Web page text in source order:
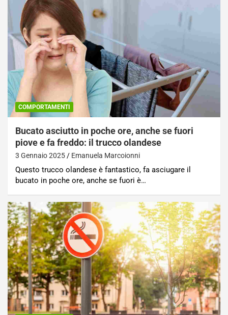
COMPORTAMENTI
Bucato asciutto in poche ore, anche se fuori
piove e fa freddo: il trucco olandese
3 Gennaio 2025 Emanuela Marcoionni
Questo trucco olandese è fantastico, fa asciugare il
bucato in poche ore, anche se fuori è…